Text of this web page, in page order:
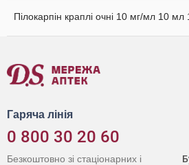
Пілокарпін краплі очні 10 мг/мл 10
Гаряча лінія
0 800 30 20 60
Безкоштовно зі стаціонарних і